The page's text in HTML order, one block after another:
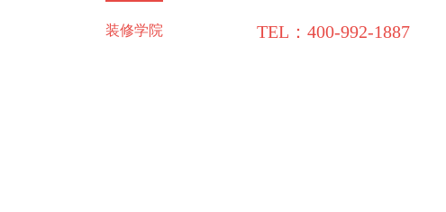
TEL：400-992-1887
装修学院